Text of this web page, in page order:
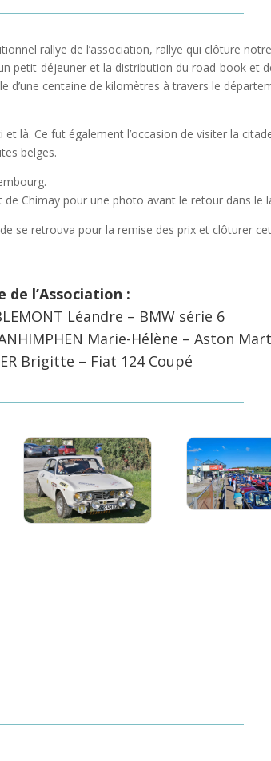
rallye de l’association, rallye qui clôture
petit-déjeuner et la distribution du road-book et
d’une centaine de kilomètres à travers le
là. Ce fut également l’occasion de visiter la
belges.
Chimay pour une photo avant le retour dans le
se retrouva pour la remise des prix et clôturer
de l’Association :
Léandre – BMW série 6
Marie-Hélène – Aston
Brigitte – Fiat 124 Coupé